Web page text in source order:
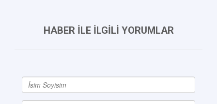
HABER İLE İLGİLİ YORUMLAR